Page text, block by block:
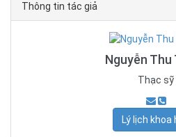
Thông tin tác giả
Nguyễn Thu
Thạc sỹ
Lý lịch khoa